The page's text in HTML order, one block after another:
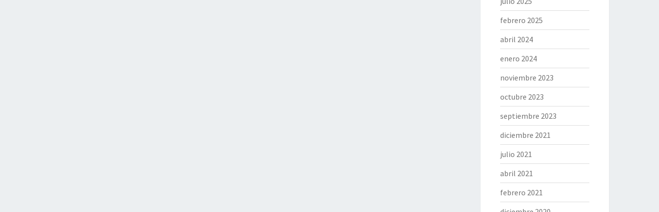
febrero 2025
abril 2024
enero 2024
noviembre 2023
octubre 2023
septiembre 2023
diciembre 2021
julio 2021
abril 2021
febrero 2021